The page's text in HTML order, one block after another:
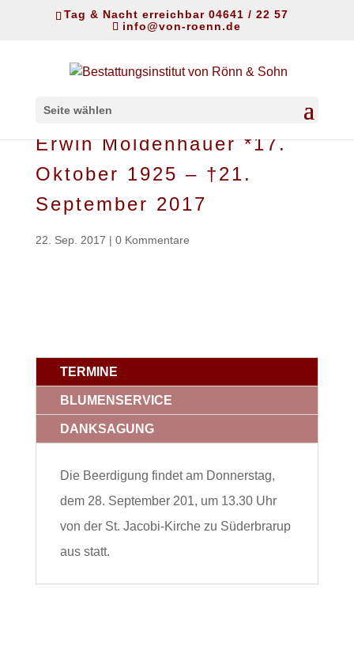
Tag & Nacht erreichbar 04641 / 22 57
info@von-roenn.de
Seite wählen
Erwin Moldenhauer *17.
Oktober 1925 – †21.
September 2017
22. Sep. 2017 | 0 Kommentare
TERMINE
BLUMENSERVICE
DANKSAGUNG
Die Beerdigung findet am Donnerstag,
dem 28. September 201, um 13.30 Uhr
von der St. Jacobi-Kirche zu Süderbrarup
aus statt.